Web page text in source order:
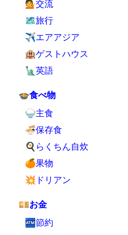
⛺ノマドと旅行
🚷西成
👑タイ
🌺マレーシア
🌴バリ
🌏海外全般
🛄海外旅行持ち物
💺交通手段
🗺旅行
✈エアアジア